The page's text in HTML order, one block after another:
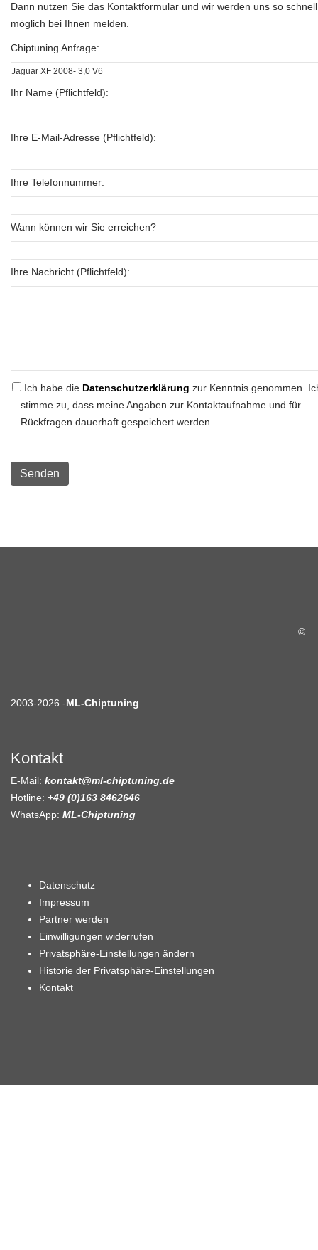
Dann nutzen Sie das Kontaktformular und wir werden uns so
möglich bei Ihnen melden.
Chiptuning Anfrage:
Ihr Name (Pflichtfeld):
Ihre E-Mail-Adresse (Pflichtfeld):
Ihre Telefonnummer:
Wann können wir Sie erreichen?
Ihre Nachricht (Pflichtfeld):
Ich habe die Datenschutzerklärung zur Kenntnis genommen.
stimme zu, dass meine Angaben zur Kontaktaufnahme und für
Rückfragen dauerhaft gespeichert werden.
©
2003-2026 -ML-Chiptuning
Kontakt
E-Mail: kontakt@ml-chiptuning.de
Hotline: +49 (0)163 8462646
WhatsApp: ML-Chiptuning
Datenschutz
Impressum
Partner werden
Einwilligungen widerrufen
Privatsphäre-Einstellungen ändern
Historie der Privatsphäre-Einstellungen
Kontakt